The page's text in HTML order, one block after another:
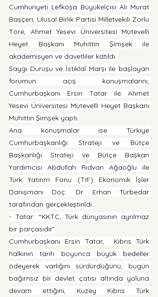
Cumhuriyeti Lefkoşa Büyükelçisi Ali Murat
Başçeri, Ulusal Birlik Partisi Milletvekili Zorlu
Töre, Ahmet Yesevi Üniversitesi Mütevelli
Heyet Başkanı Muhittin Şimşek ile
akademisyen ve davetliler katıldı.
Saygı Duruşu ve İstiklal Marşı ile başlayan
forumun açış konuşmalarını,
Cumhurbaşkanı Ersin Tatar ile Ahmet
Yesevi Üniversitesi Mütevelli Heyet Başkanı
Muhittin Şimşek yaptı.
Ana konuşmalar ise Türkiye
Cumhurbaşkanlığı Strateji ve Bütçe
Başkanlığı Strateji ve Bütçe Başkan
Yardımcısı Abdullah Rıdvan Ağaoğlu ile
Türk Yatırım Fonu (TIF) Ekonomik İşler
Danışmanı Doç. Dr. Erhan Türbedar
tarafından gerçekleştirildi.
- Tatar: “KKTC, Türk dünyasının ayrılmaz
bir parçasıdır”
Cumhurbaşkanı Ersin Tatar,  Kıbrıs Türk
halkının tarih boyunca büyük bedeller
ödeyerek varlığını sürdürdüğünü, bugün
bağımsız bir devlet çatısı altında yoluna
devam ettiğini, Kuzey Kıbrıs Türk